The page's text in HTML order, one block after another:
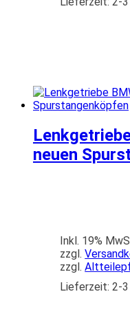
neuen
Inkl. 19%
zzgl.
zzgl.
Lieferzeit: 2-